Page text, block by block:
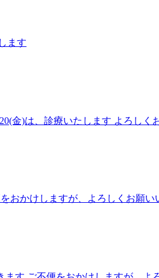
ます
金)は、診療いたします よろしく
かけしますが、よろしくお願い